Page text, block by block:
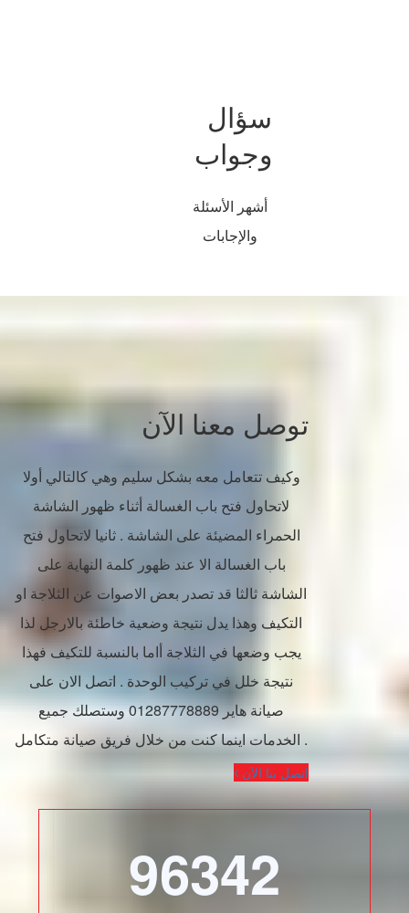
سؤال
وجواب
أشهر الأسئلة
والإجابات
توصل معنا الآن
وكيف تتعامل معه بشكل سليم وهي كالتالي أولا
لاتحاول فتح باب الغسالة أثناء ظهور الشاشة
الحمراء المضيئة على الشاشة . ثانيا لاتحاول فتح
باب الغسالة الا عند ظهور كلمة النهاية على
الشاشة ثالثا قد تصدر بعض الاصوات عن الثلاجة او
التكيف وهذا يدل نتيجة وضعية خاطئة بالارجل لذا
يجب وضعها في الثلاجة أاما بالنسبة للتكيف فهذا
نتيجة خلل في تركيب الوحدة . اتصل الان على
صيانة هاير 01287778889 وستصلك جميع
الخدمات اينما كنت من خلال فريق صيانة متكامل .
اتصل بنا الآن
96342